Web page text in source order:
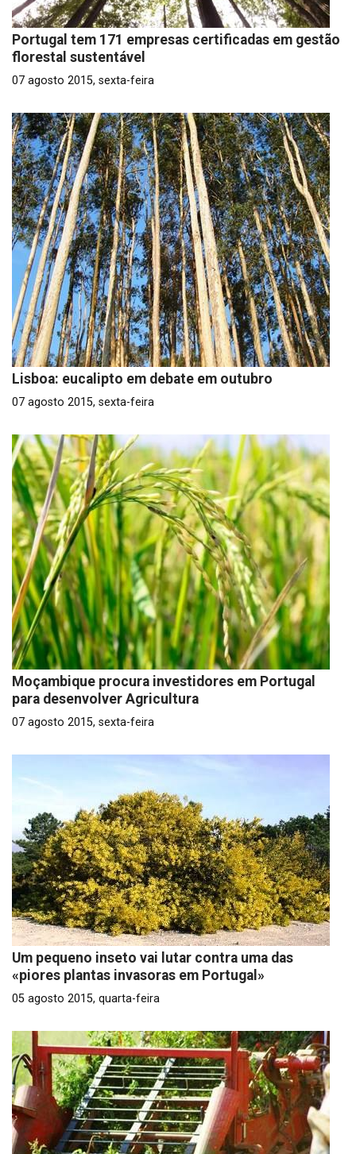
Portugal tem 171 empresas certificadas em gestão
florestal sustentável
07 agosto 2015, sexta-feira
Lisboa: eucalipto em debate em outubro
07 agosto 2015, sexta-feira
Moçambique procura investidores em Portugal
para desenvolver Agricultura
07 agosto 2015, sexta-feira
Um pequeno inseto vai lutar contra uma das
«piores plantas invasoras em Portugal»
05 agosto 2015, quarta-feira